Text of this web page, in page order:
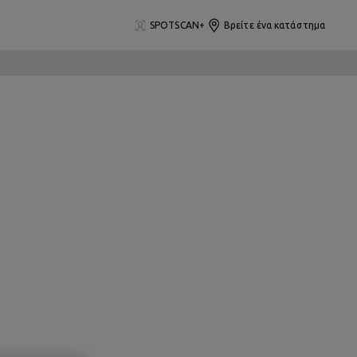
SPOTSCAN+ Βρείτε ένα κατάστημα